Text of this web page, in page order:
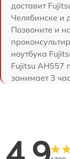
доставит
Челябинске и
Позвоните и
ноутбука
Fujitsu AH557
занимает 3